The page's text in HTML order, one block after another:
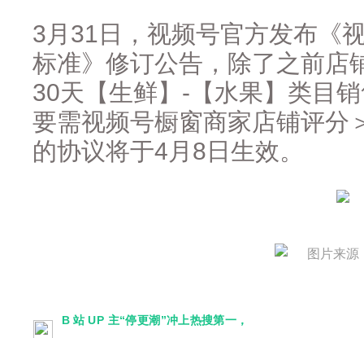
3月31日，视频号官方发布《
标准》修订公告，除了之前店
30天【生鲜】-【水果】类目
要需视频号橱窗商家店铺评分
的协议将于4月8日生效。
图片来源
B 站 UP 主“停更潮”冲上热搜第一，